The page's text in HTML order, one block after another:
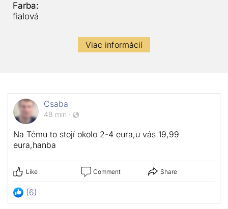
Farba:
fialová
Viac informácií
Csaba
48 min ·
Na Tému to stojí okolo 2-4 eura,u vás 19,99
eura,hanba
Like Comment Share
(6)